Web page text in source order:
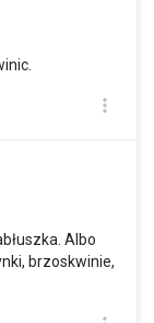
Albo
brzoskwinie,